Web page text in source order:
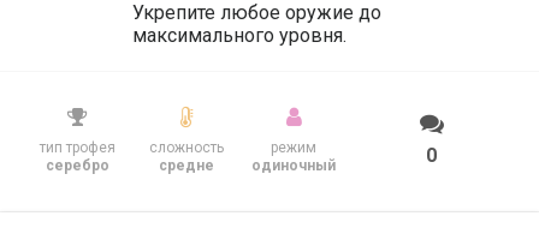
Укрепите любое оружие до
максимального уровня.
тип трофея
серебро
сложность
средне
режим
одиночный
0